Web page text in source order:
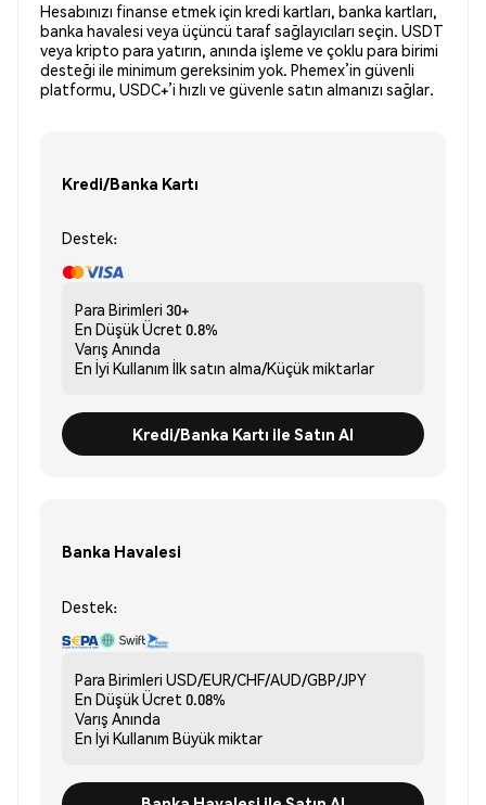
Hesabınızı finanse etmek için kredi kartları, banka kartları,
banka havalesi veya üçüncü taraf sağlayıcıları seçin. USDT
veya kripto para yatırın, anında işleme ve çoklu para birimi
desteği ile minimum gereksinim yok. Phemex’in güvenli
platformu, USDC+’i hızlı ve güvenle satın almanızı sağlar.
Kredi/Banka Kartı
Destek:
Para Birimleri 30+
En Düşük Ücret 0.8%
Varış Anında
En İyi Kullanım İlk satın alma/Küçük miktarlar
Kredi/Banka Kartı ile Satın Al
Banka Havalesi
Destek:
Para Birimleri USD/EUR/CHF/AUD/GBP/JPY
En Düşük Ücret 0.08%
Varış Anında
En İyi Kullanım Büyük miktar